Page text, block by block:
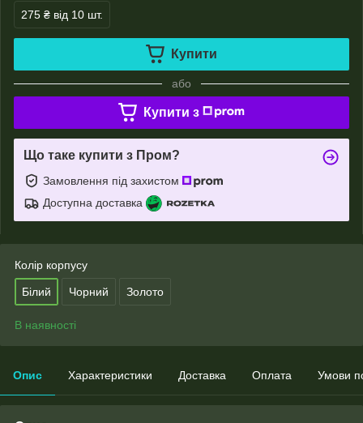
275 ₴ від 10 шт.
Купити
або
Купити з
Що таке купити з Пром?
Замовлення під захистом
Доступна доставка
Колір корпусу
Білий Чорний Золото
В наявності
Опис Характеристики Доставка Оплата Умови